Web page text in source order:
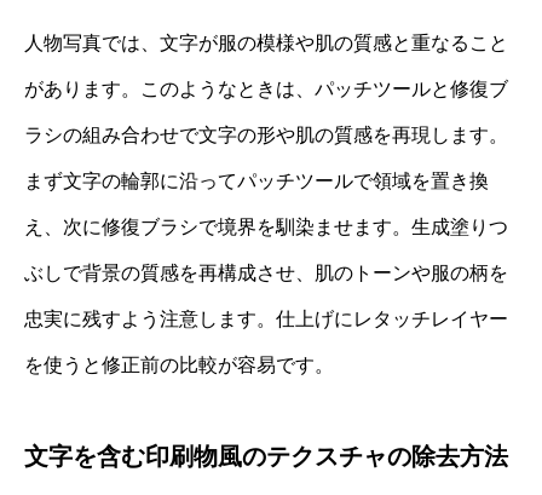
人物写真では、文字が服の模様や肌の質感と重なること
があります。このようなときは、パッチツールと修復ブ
ラシの組み合わせで文字の形や肌の質感を再現します。
まず文字の輪郭に沿ってパッチツールで領域を置き換
え、次に修復ブラシで境界を馴染ませます。生成塗りつ
ぶしで背景の質感を再構成させ、肌のトーンや服の柄を
忠実に残すよう注意します。仕上げにレタッチレイヤー
を使うと修正前の比較が容易です。
文字を含む印刷物風のテクスチャの除去方法